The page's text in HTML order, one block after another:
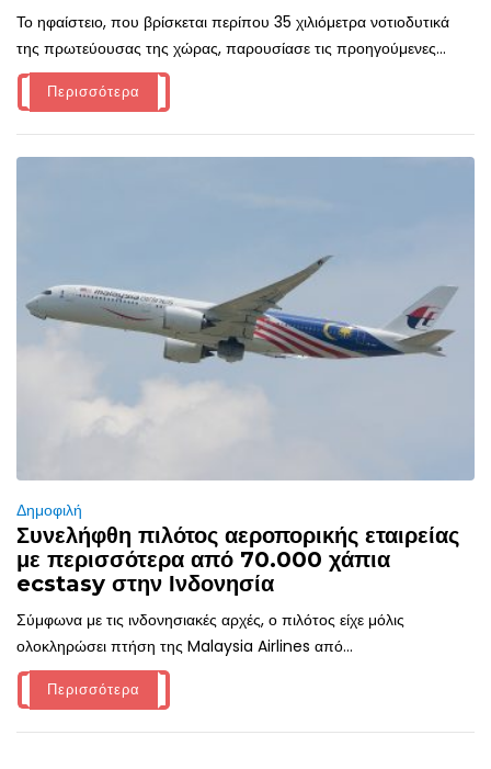
Το ηφαίστειο, που βρίσκεται περίπου 35 χιλιόμετρα νοτιοδυτικά
της πρωτεύουσας της χώρας, παρουσίασε τις προηγούμενες...
Περισσότερα
Δημοφιλή
Συνελήφθη πιλότος αεροπορικής εταιρείας
με περισσότερα από 70.000 χάπια
ecstasy στην Ινδονησία
Σύμφωνα με τις ινδονησιακές αρχές, ο πιλότος είχε μόλις
ολοκληρώσει πτήση της Malaysia Airlines από...
Περισσότερα